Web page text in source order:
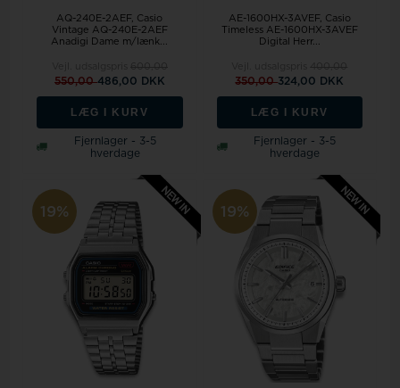
AQ-240E-2AEF, Casio
Vintage AQ-240E-2AEF
Anadigi Dame m/lænk...
550,00486,00 DKK
LÆG I KURV
Fjernlager - 3-5
hverdage
AE-1600HX-3AVEF, Casio
Timeless AE-1600HX-3AVEF
Digital Herr...
350,00324,00 DKK
LÆG I KURV
Fjernlager - 3-5
hverdage
19% 19%